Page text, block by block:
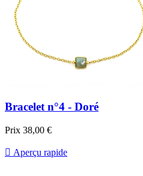
Bracelet n°4 - Doré
Prix 38,00 €
 Aperçu rapide